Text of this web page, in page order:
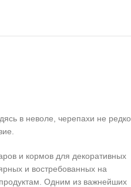
в неволе, черепахи не редко
и кормов для декоративных
и востребованных на
Одним из важнейших